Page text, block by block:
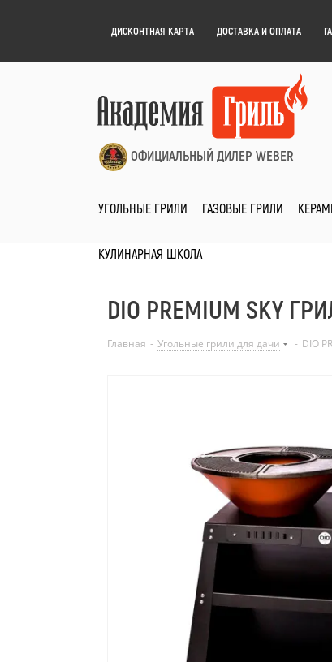
ДИСКОНТНАЯ КАРТА ДОСТАВКА И ОПЛАТА
ОФИЦИАЛЬНЫЙ ДИЛЕР WEBER
УГОЛЬНЫЕ ГРИЛИ ГАЗОВЫЕ ГРИЛИ
КУЛИНАРНАЯ ШКОЛА
DIO PREMIUM SKY
Главная - Угольные грили для дачи - DIO